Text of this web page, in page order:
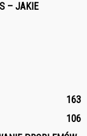
– JAKIE
163
106